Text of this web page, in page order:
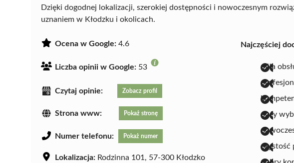
Dzięki dogodnej lokalizacji, szerokiej dostępności i nowoczesnym
uznaniem w Kłodzku i okolicach.
Ocena w Google: 4.6
Liczba opinii w Google: 53
Czytaj opinie: Zobacz profil
Strona www: Pokaż stronę
Numer telefonu: Pokaż numer
Lokalizacja: Rodzinna 101, 57-300 Kłodzko
Najczęściej
miła
duży
czystość